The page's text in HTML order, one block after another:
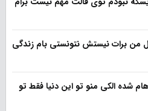
من برات نیستش نتونستی بام زندگی
شده الکی منو تو این دنیا فقط تو